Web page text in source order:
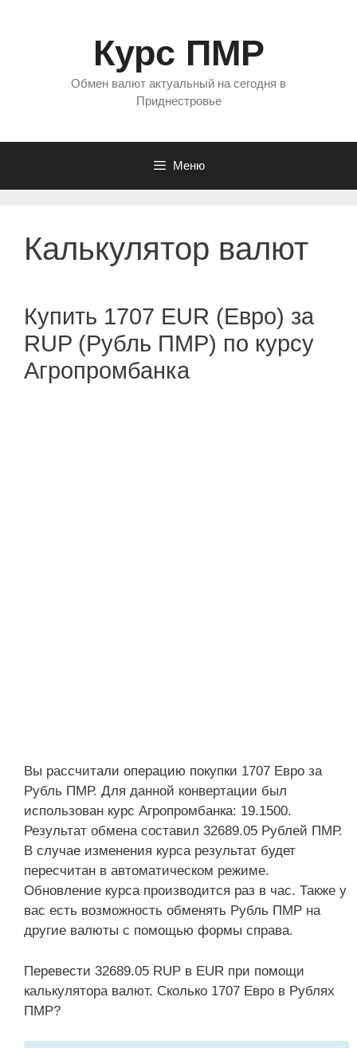
Курс ПМР
Обмен валют актуальный на сегодня в
Приднестровье
Меню
Калькулятор валют
Купить 1707 EUR (Евро) за
RUP (Рубль ПМР) по курсу
Агропромбанка
Вы рассчитали операцию покупки 1707 Евро за
Рубль ПМР. Для данной конвертации был
использован курс Агропромбанка: 19.1500.
Результат обмена составил 32689.05 Рублей ПМР.
В случае изменения курса результат будет
пересчитан в автоматическом режиме.
Обновление курса производится раз в час. Также у
вас есть возможность обменять Рубль ПМР на
другие валюты с помощью формы справа.
Перевести 32689.05 RUP в EUR при помощи
калькулятора валют. Сколько 1707 Евро в Рублях
ПМР?